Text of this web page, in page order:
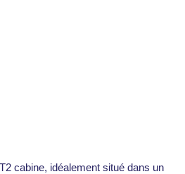
cabine, idéalement situé dans un